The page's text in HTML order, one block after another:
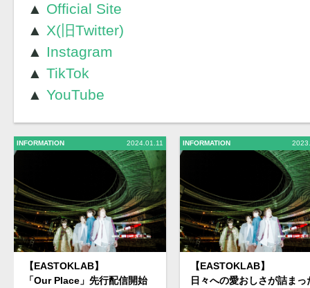
▲ Official Site
▲ X(旧Twitter)
▲ Instagram
▲ TikTok
▲ YouTube
INFORMATION 2024.01.11
【EASTOKLAB】
「Our Place」先行配信開始
INFORMATION
【EASTOKLAB】
日々への愛おしさが詰まっ